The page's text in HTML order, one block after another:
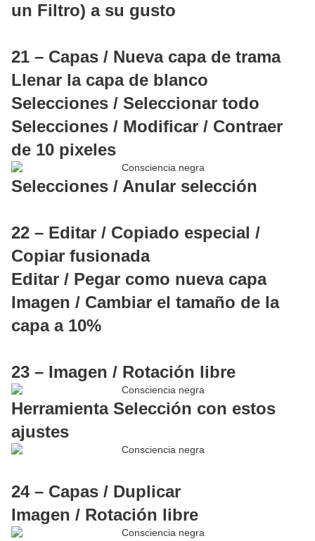
un Filtro) a su gusto
21 – Capas / Nueva capa de trama
Llenar la capa de blanco
Selecciones / Seleccionar todo
Selecciones / Modificar / Contraer
de 10 pixeles
Selecciones / Anular selección
22 – Editar / Copiado especial /
Copiar fusionada
Editar / Pegar como nueva capa
Imagen / Cambiar el tamaño de la
capa a 10%
23 – Imagen / Rotación libre
Herramienta Selección con estos
ajustes
24 – Capas / Duplicar
Imagen / Rotación libre